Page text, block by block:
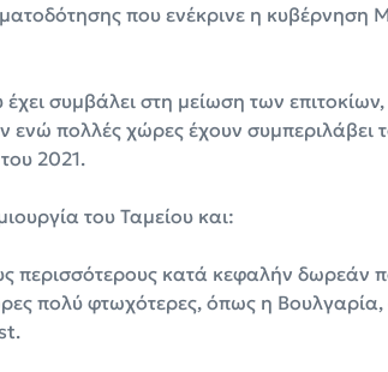
που ενέκρινε η κυβέρνηση
συμβάλει στη μείωση των
πολλές χώρες έχουν συμπεριλάβει
2021.
του Ταμείου και:
περισσότερους κατά κεφαλήν δωρεάν
πολύ φτωχότερες, όπως η